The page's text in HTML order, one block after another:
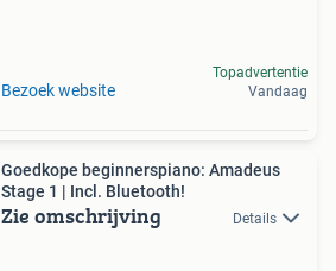
Bezoek website
Topadvertentie
Vandaag
Goedkope beginnerspiano: Amadeus
Stage 1 | Incl. Bluetooth!
Zie omschrijving Details